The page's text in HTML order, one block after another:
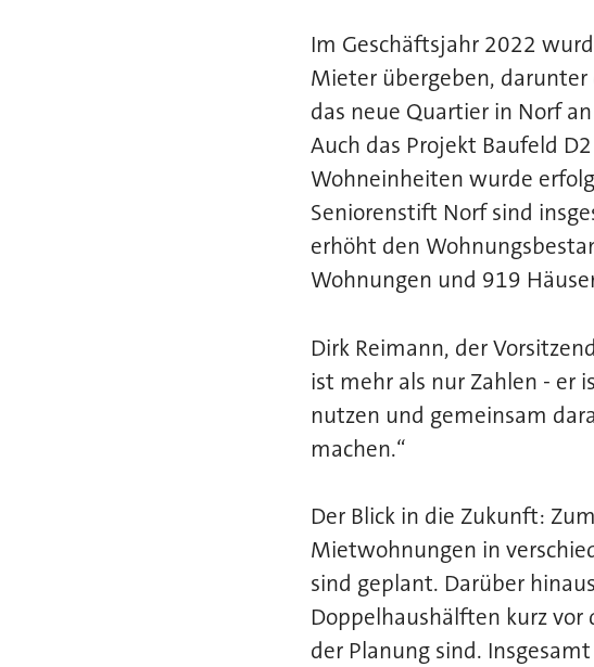
Im Geschäftsjahr 2022
Mieter übergeben,
das neue Quartier in Norf
Auch das Projekt Baufeld
Wohneinheiten wurde
Seniorenstift Norf sind
erhöht den
Wohnungen und 919
Dirk Reimann, der
ist mehr als nur Zahlen - er
nutzen und gemeinsam
machen.“
Der Blick in die Zukunft:
Mietwohnungen in
sind geplant. Darüber
Doppelhaushälften kurz
der Planung sind.